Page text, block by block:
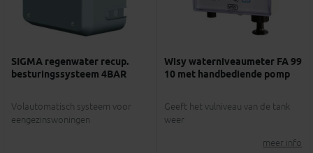
SIGMA regenwater recup.
besturingssysteem 4BAR
Volautomatisch systeem voor
eengezinswoningen
Wisy waterniveaumeter FA 99
10 met handbediende pomp
Geeft het vulniveau van de tank
weer
meer info